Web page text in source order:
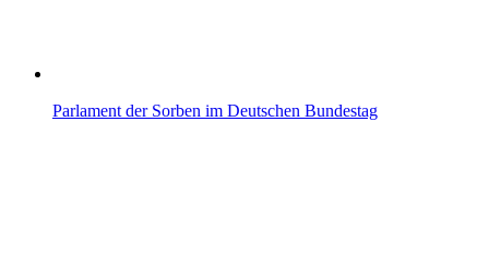
Parlament der Sorben im Deutschen Bundestag